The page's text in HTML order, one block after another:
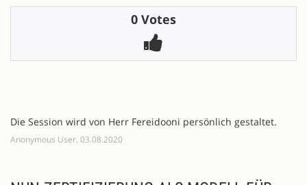
0 Votes
Die Session wird von Herr Fereidooni persönlich gestaltet.
Anonymous User, 03.08.2020